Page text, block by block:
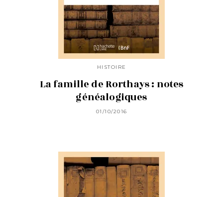
HISTOIRE
La famille de Rorthays : notes
généalogiques
01/10/2016